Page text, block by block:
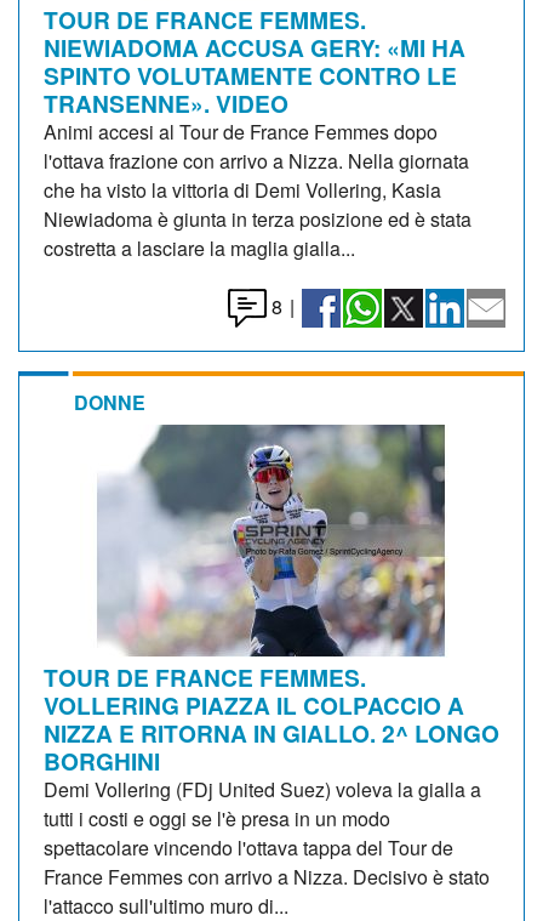
TOUR DE FRANCE FEMMES.
NIEWIADOMA ACCUSA GERY: «MI HA
SPINTO VOLUTAMENTE CONTRO LE
TRANSENNE». VIDEO
Animi accesi al Tour de France Femmes dopo
l'ottava frazione con arrivo a Nizza. Nella giornata
che ha visto la vittoria di Demi Vollering, Kasia
Niewiadoma è giunta in terza posizione ed è stata
costretta a lasciare la maglia gialla...
8 |
DONNE
TOUR DE FRANCE FEMMES.
VOLLERING PIAZZA IL COLPACCIO A
NIZZA E RITORNA IN GIALLO. 2^ LONGO
BORGHINI
Demi Vollering (FDj United Suez) voleva la gialla a
tutti i costi e oggi se l'è presa in un modo
spettacolare vincendo l'ottava tappa del Tour de
France Femmes con arrivo a Nizza. Decisivo è stato
l'attacco sull'ultimo muro di...